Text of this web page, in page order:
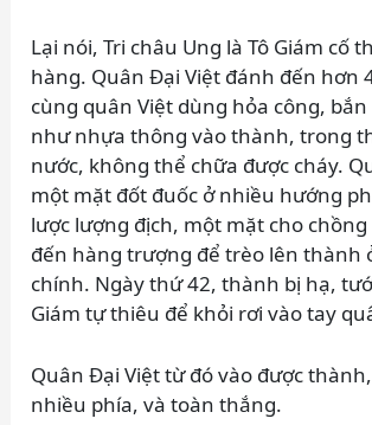
Lại nói, Tri châu Ung là Tô Giám cố
hàng. Quân Đại Việt đánh đến hơn
cùng quân Việt dùng hỏa công, bắn
như nhựa thông vào thành, trong
nước, không thể chữa được cháy.
một mặt đốt đuốc ở nhiều hướng
lược lượng địch, một mặt cho chồng
đến hàng trượng để trèo lên thành
chính. Ngày thứ 42, thành bị hạ,
Giám tự thiêu để khỏi rơi vào tay
Quân Đại Việt từ đó vào được
nhiều phía, và toàn thắng.